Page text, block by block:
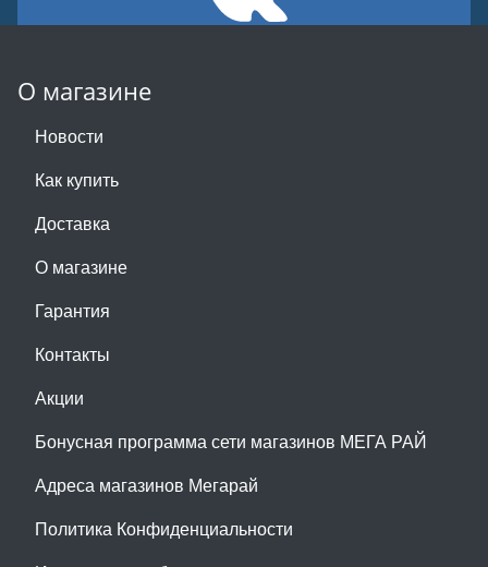
О магазине
Новости
Как купить
Доставка
О магазине
Гарантия
Контакты
Акции
Бонусная программа сети магазинов МЕГА РАЙ
Адреса магазинов Мегарай
Политика Конфиденциальности